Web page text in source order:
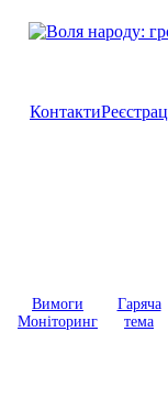
Контакти
Вимоги
Моніторинг
Гаряча
тема